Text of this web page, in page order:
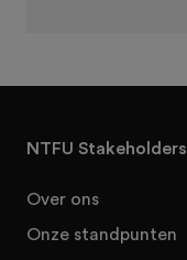
NTFU Stakeholders
Over ons
Onze standpunten